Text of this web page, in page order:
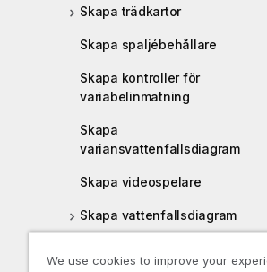
Skapa trädkartor
Skapa spaljébehållare
Skapa kontroller för
variabelinmatning
Skapa
variansvattenfallsdiagram
Skapa videospelare
Skapa vattenfallsdiagram
We use cookies to improve your